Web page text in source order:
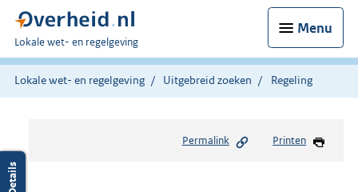
Menu
U
bent
hier:
Lokale wet- en regelgeving
Lokale wet- en regelgeving Uitgebreid zoeken Regeling
Permalink Printen